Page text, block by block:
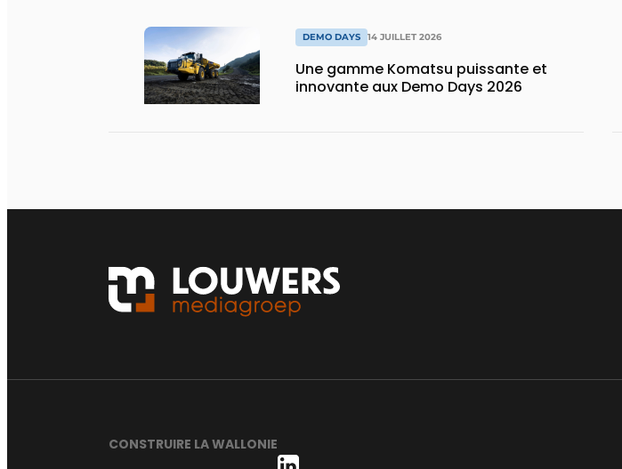
DEMO DAYS 14 JUILLET 2026
Une gamme Komatsu puissante et
innovante aux Demo Days 2026
CONSTRUIRE LA WALLONIE